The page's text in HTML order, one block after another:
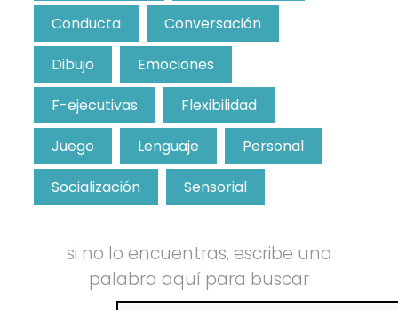
Conducta
Conversación
Dibujo
Emociones
F-ejecutivas
Flexibilidad
Juego
Lenguaje
Personal
Socialización
Sensorial
si no lo encuentras, escribe una
palabra aquí para buscar